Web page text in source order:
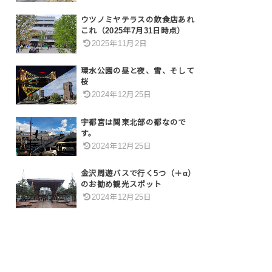
ウツノミヤテラスの飲食店あれ
これ（2025年7月31日時点）
2025年11月2日
環水公園の昼と夜、雪、そして
桜
2024年12月25日
宇都宮は関東北部の都なので
す。
2024年12月25日
金沢周遊バスで行く5つ（＋α）
のお勧め観光スポット
2024年12月25日